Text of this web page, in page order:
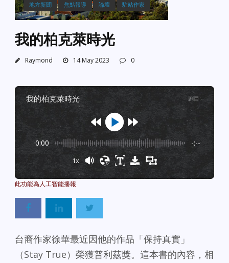
地方新聞 焦點報導 論壇 駐站作家
我的柏克萊時光
Raymond 14 May 2023 0
我的柏克萊時光 剧目 :-
0:00 -:--
1x
台裔作家徐華最近因他的作品「保持真實」
（Stay True）榮獲普利茲獎。這本書的內容，相